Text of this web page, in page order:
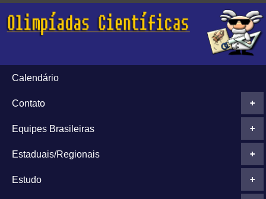
Calendário
+
Contato
+
Equipes Brasileiras
+
Estaduais/Regionais
+
Estudo